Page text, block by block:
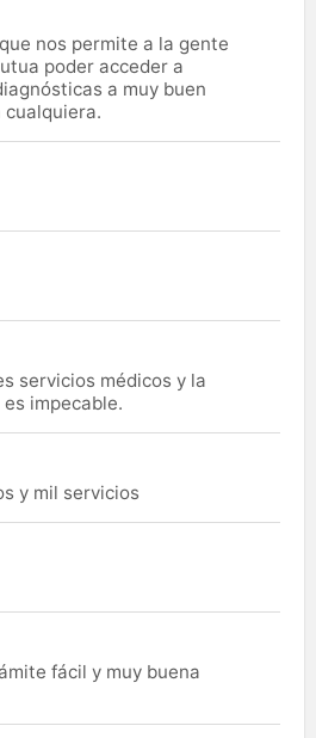
nos permite a la gente
poder acceder a
a muy buen
cualquiera.
servicios médicos y la
impecable.
y mil servicios
fácil y muy buena